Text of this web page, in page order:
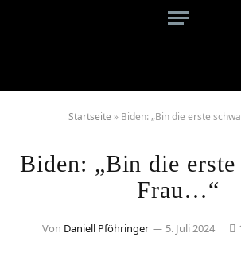
Startseite » Biden: „Bin die erste
Biden: „Bin die erste
Frau…“
Von Daniell Pföhringer 5. Juli 2024